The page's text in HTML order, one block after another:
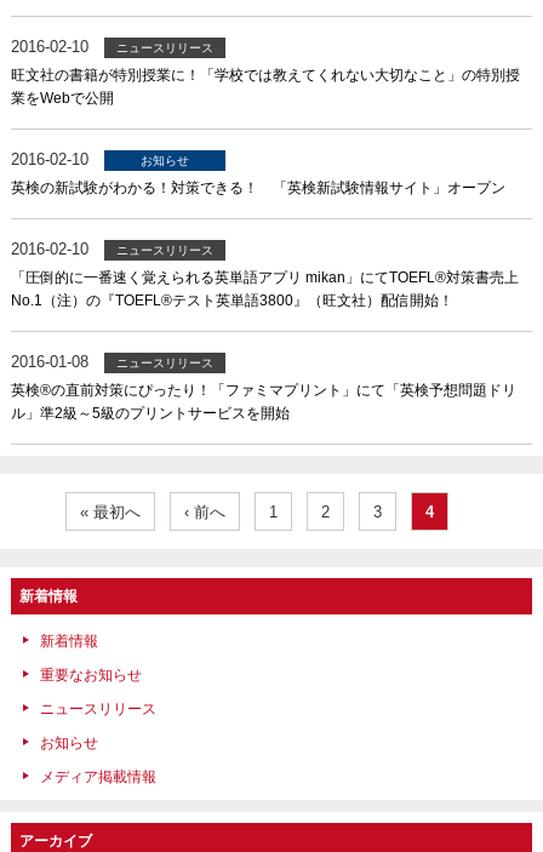
2016-02-10 ニュースリリース
旺文社の書籍が特別授業に！「学校では教えてくれない大切なこと」の特別授
業をWebで公開
2016-02-10 お知らせ
英検の新試験がわかる！対策できる！ 「英検新試験情報サイト」オープン
2016-02-10 ニュースリリース
「圧倒的に一番速く覚えられる英単語アプリ mikan」にてTOEFL®対策書売上
No.1（注）の『TOEFL®テスト英単語3800』（旺文社）配信開始！
2016-01-08 ニュースリリース
英検®の直前対策にぴったり！「ファミマプリント」にて「英検予想問題ドリ
ル」準2級～5級のプリントサービスを開始
« 最初へ ‹ 前へ 1 2 3 4
新着情報
新着情報
重要なお知らせ
ニュースリリース
お知らせ
メディア掲載情報
アーカイブ